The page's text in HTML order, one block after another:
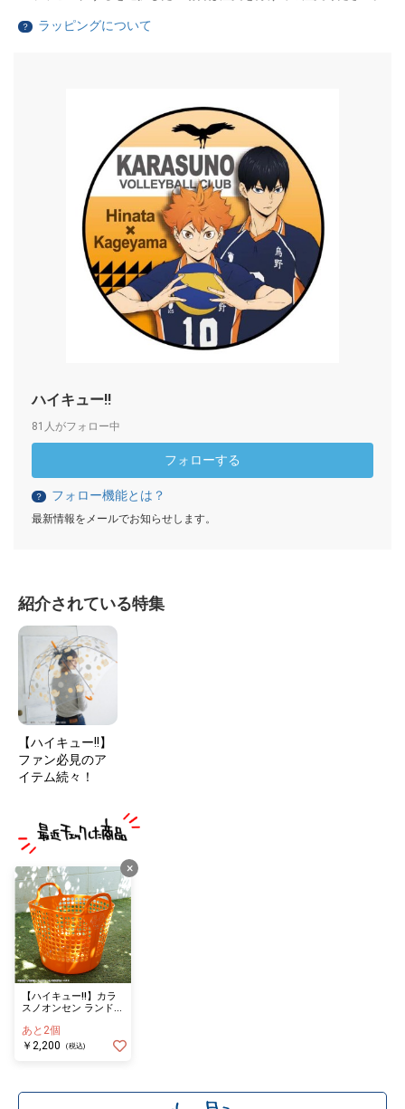
？ ラッピングについて
ハイキュー!!
81人がフォロー中
フォローする
？ フォロー機能とは？
最新情報をメールでお知らせします。
紹介されている特集
【ハイキュー!!】
ファン必見のア
イテム続々！
×
【ハイキュー!!】カラ
スノオンセン ランドリ
あと2個
￥2,200
(税込)